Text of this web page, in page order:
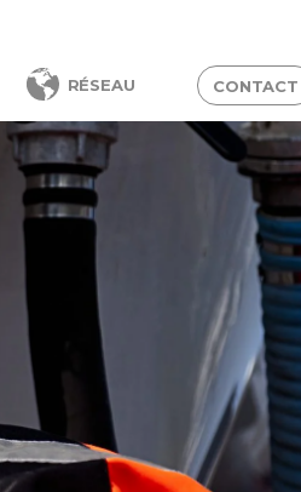
RÉSEAU CONTACT